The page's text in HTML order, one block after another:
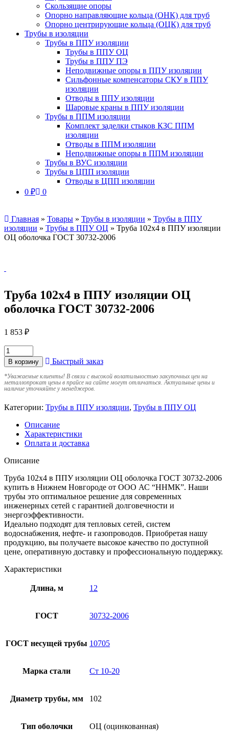
Скользящие опоры
Опорно направляющие кольца (ОНК) для труб
Опорно центрирующие кольца (ОЦК) для труб
Трубы в изоляции
Трубы в ППУ изоляции
Трубы в ППУ ОЦ
Трубы в ППУ ПЭ
Неподвижные опоры в ППУ изоляции
Сильфонные компенсаторы СКУ в ППУ
изоляции
Отводы в ППУ изоляции
Шаровые краны в ППУ изоляции
Трубы в ППМ изоляции
Комплект заделки стыков КЗС ППМ
изоляции
Отводы в ППМ изоляции
Неподвижные опоры в ППМ изоляции
Трубы в ВУС изоляции
Трубы в ЦПП изоляции
Отводы в ЦПП изоляции
0 ₽ 0
Главная » Товары » Трубы в изоляции » Трубы в ППУ
изоляции » Трубы в ППУ ОЦ » Труба 102х4 в ППУ изоляции
ОЦ оболочка ГОСТ 30732-2006
Труба 102х4 в ППУ изоляции ОЦ
оболочка ГОСТ 30732-2006
1 853 ₽
В корзину Быстрый заказ
*Уважаемые клиенты! В связи с высокой волатильностью закупочных цен на
металлопрокат цены в прайсе на сайте могут отличаться. Актуальные цены и
наличие уточняйте у менеджеров.
Категории: Трубы в ППУ изоляции, Трубы в ППУ ОЦ
Описание
Характеристики
Оплата и доставка
Описание
Труба 102х4 в ППУ изоляции ОЦ оболочка ГОСТ 30732-2006
купить в Нижнем Новгороде от ООО АС “ННМК”. Наши
трубы это оптимальное решение для современных
инженерных сетей с гарантией долговечности и
энергоэффективности.
Идеально подходят для тепловых сетей, систем
водоснабжения, нефте- и газопроводов. Приобретая нашу
продукцию, вы получаете высокое качество по доступной
цене, оперативную доставку и профессиональную поддержку.
Характеристики
Длина, м 12
ГОСТ 30732-2006
ГОСТ несущей трубы 10705
Марка стали Ст 10-20
Диаметр трубы, мм 102
Тип оболочки ОЦ (оцинкованная)